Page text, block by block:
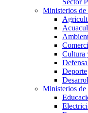
Sector
Ministerios
Cultura
Deporte
Ministerios de